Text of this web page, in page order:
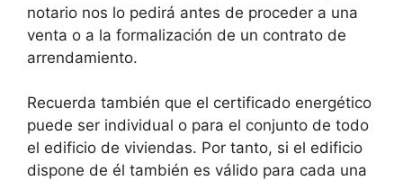
notario nos lo pedirá antes de proceder a una
venta o a la formalización de un contrato de
arrendamiento.
Recuerda también que el certificado energético
puede ser individual o para el conjunto de todo
el edificio de viviendas. Por tanto, si el edificio
dispone de él también es válido para cada una